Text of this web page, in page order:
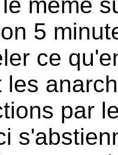
même
5
ce
les
par